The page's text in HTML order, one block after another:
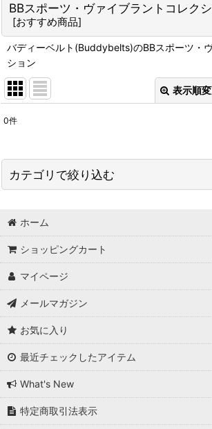
BBスポーツ・ヴァイブラントコレク
[おすすめ商品]
バディーベルト(Buddybelts)のBBスポーツ・
ション
表示順
並び順:
0件
カテゴリで絞り込む
オールレザーリード
アクセントレザーナイロンリード
首輪
ライナー
カプラー・２頭引きリード
ホーム
ショッピングカート
マイページ
メールマガジン
お気に入り
最近チェックしたアイテム
What's New
特定商取引法表示